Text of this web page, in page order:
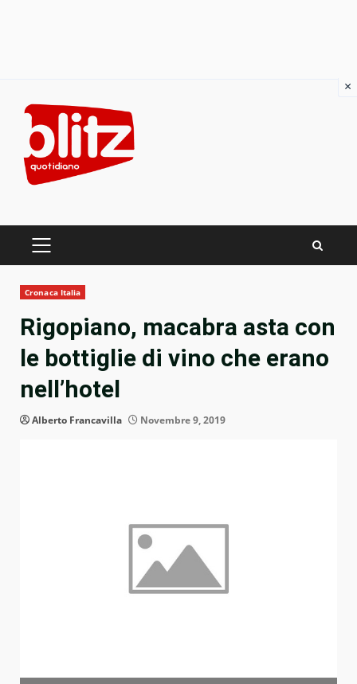
content
PRIMARY
Cronaca Italia
Rigopiano, macabra asta con
le bottiglie di vino che erano
nell’hotel
Alberto Francavilla Novembre 9, 2019
×